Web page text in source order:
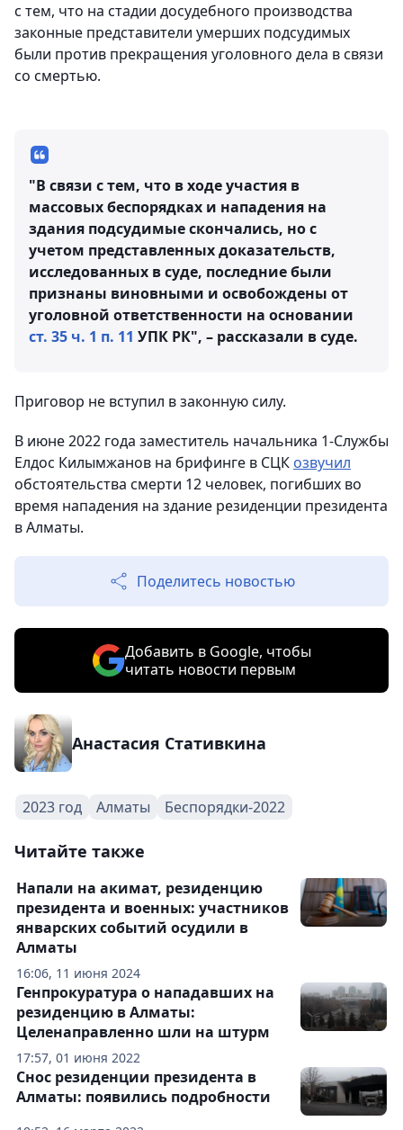
с тем, что на стадии досудебного производства
законные представители умерших подсудимых
были против прекращения уголовного дела в связи
со смертью.
"В связи с тем, что в ходе участия в
массовых беспорядках и нападения на
здания подсудимые скончались, но с
учетом представленных доказательств,
исследованных в суде, последние были
признаны виновными и освобождены от
уголовной ответственности на основании
ст. 35 ч. 1 п. 11 УПК РК", – рассказали в суде.
Приговор не вступил в законную силу.
В июне 2022 года заместитель начальника 1-Службы
Елдос Килымжанов на брифинге в СЦК озвучил
обстоятельства смерти 12 человек, погибших во
время нападения на здание резиденции президента
в Алматы.
Поделитесь новостью
Добавить в Google, чтобы
читать новости первым
Анастасия Стативкина
2023 год Алматы Беспорядки-2022
Читайте также
16:06, 11 июня 2024
Напали на акимат, резиденцию
президента и военных: участников
январских событий осудили в
Алматы
17:57, 01 июня 2022
Генпрокуратура о нападавших на
резиденцию в Алматы:
Целенаправленно шли на штурм
Снос резиденции президента в
Алматы: появились подробности